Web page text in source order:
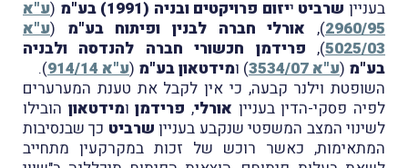
בעניין שרביט ייזום פרויקטים ובניה (1991) בע"מ (ע"א
2960/95
), אורלי חברה לבנין ופיתוח בע"מ (ע"א
5025/03
), פרידמן חכשורי חברה להנדסה ולבניה
בע"מ (ע"א 3534/07 ) ומידטאון בע"מ (ע"א 914/14
).
השופטת וילנר קבעה, כי אין לקבל את טענת המערערים
לפיה פסקי-הדין בעניין אורלי, פרידמןומידטאון הובילו
לשינוי המצב המשפטי שנקבע בעניין שרביט כך שבנסיבות
המתאימות, כאשר רוכש של זכות במקרקעין מתחייב